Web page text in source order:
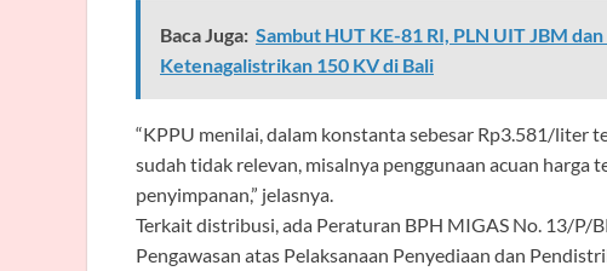
Baca Juga: Sambut HUT KE-81 RI, PLN UIT JBM
Ketenagalistrikan 150 KV di Bali
“KPPU menilai, dalam konstanta sebesar Rp3.581/liter
sudah tidak relevan, misalnya penggunaan acuan harga
penyimpanan,” jelasnya.
Terkait distribusi, ada Peraturan BPH MIGAS No. 13/
Pengawasan atas Pelaksanaan Penyediaan dan